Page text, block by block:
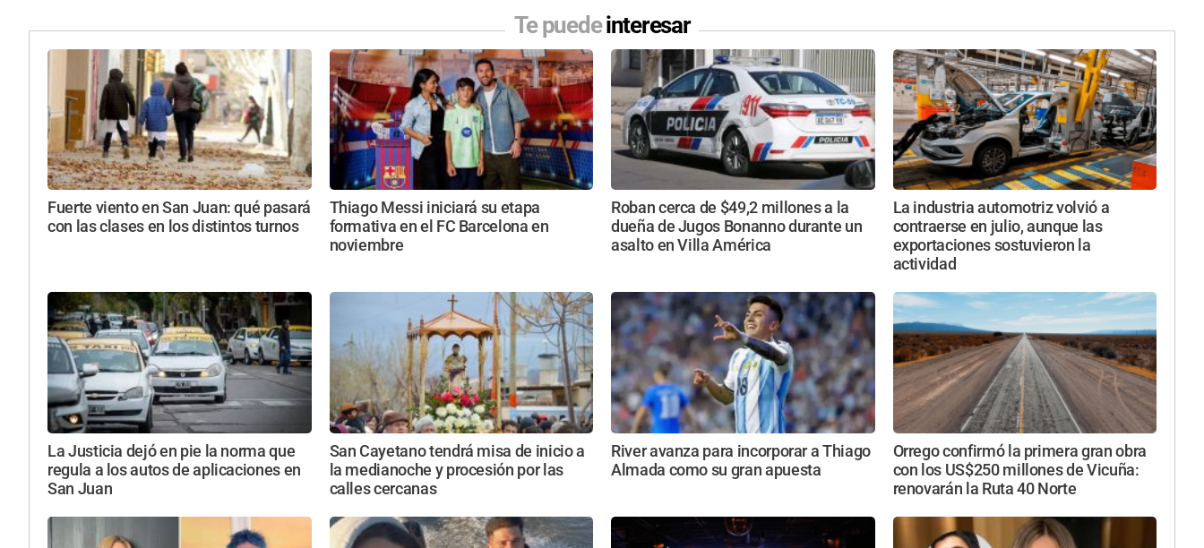
Te puedeinteresar
Fuerte viento en San Juan: qué pasará
con las clases en los distintos turnos
Thiago Messi iniciará su etapa
formativa en el FC Barcelona en
noviembre
Roban cerca de $49,2 millones a la
dueña de Jugos Bonanno durante un
asalto en Villa América
La industria automotriz volvió a
contraerse en julio, aunque las
exportaciones sostuvieron la
actividad
La Justicia dejó en pie la norma que
regula a los autos de aplicaciones en
San Juan
San Cayetano tendrá misa de inicio a
la medianoche y procesión por las
calles cercanas
River avanza para incorporar a Thiago
Almada como su gran apuesta
Orrego confirmó la primera gran obra
con los US$250 millones de Vicuña:
renovarán la Ruta 40 Norte